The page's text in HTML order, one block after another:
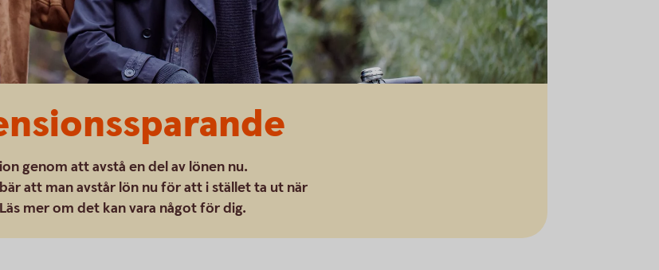
genom att avstå en del av lönen nu.
att man avstår lön nu för att i stället ta ut när
mer om det kan vara något för dig.